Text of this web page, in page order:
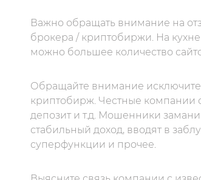
Важно обращать внимание на
брокера / криптобиржи. На
можно большее количество
Обращайте внимание
криптобирж. Честные компании
депозит и т.д. Мошенники
стабильный доход, вводят в
суперфункции и прочее.